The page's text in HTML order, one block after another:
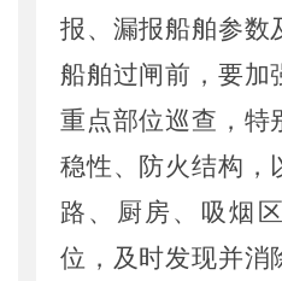
报、漏报船舶参数
船舶过闸前，要加
重点部位巡查，特
稳性、防火结构，
路、厨房、吸烟
位，及时发现并消